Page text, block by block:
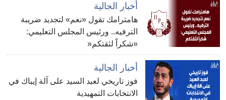
أخبار الجالية
هامترامك تقول «نعم» لتجديد ضريبة
الترفيه.. ورئيس المجلس التعليمي:
«شكراً لثقتكم«
أخبار الجالية
فوز تاريخي لعبد السيد على آلة إيباك في
الانتخابات التمهيدية